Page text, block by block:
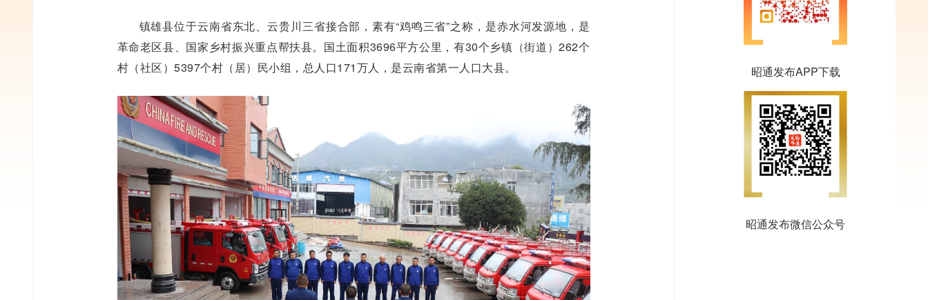
镇雄县位于云南省东北、云贵川三省接合部，素有“鸡鸣三省”之称，是赤水河发源地，是
革命老区县、国家乡村振兴重点帮扶县。国土面积3696平方公里，有30个乡镇（街道）262个
村（社区）5397个村（居）民小组，总人口171万人，是云南省第一人口大县。
昭通发布APP下载
昭通发布微信公众号